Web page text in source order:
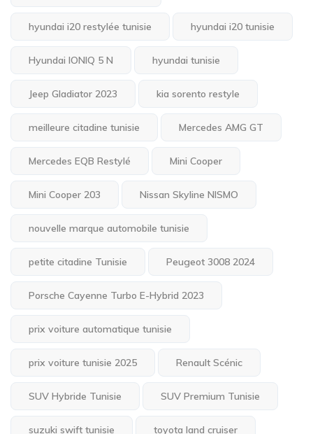
hyundai i20 restylée tunisie hyundai i20 tunisie
Hyundai IONIQ 5 N hyundai tunisie
Jeep Gladiator 2023 kia sorento restyle
meilleure citadine tunisie Mercedes AMG GT
Mercedes EQB Restylé Mini Cooper
Mini Cooper 203 Nissan Skyline NISMO
nouvelle marque automobile tunisie
petite citadine Tunisie Peugeot 3008 2024
Porsche Cayenne Turbo E-Hybrid 2023
prix voiture automatique tunisie
prix voiture tunisie 2025 Renault Scénic
SUV Hybride Tunisie SUV Premium Tunisie
suzuki swift tunisie toyota land cruiser